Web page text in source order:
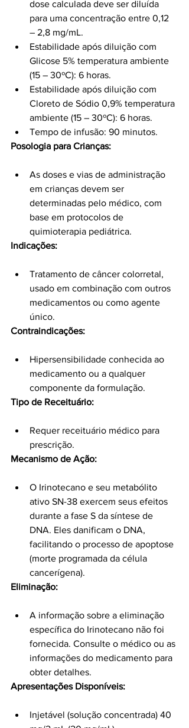
dose calculada deve ser diluída
para uma concentração entre 0,12
– 2,8 mg/mL.
Estabilidade após diluição com
Glicose 5% temperatura ambiente
(15 – 30ºC): 6 horas.
Estabilidade após diluição com
Cloreto de Sódio 0,9% temperatura
ambiente (15 – 30ºC): 6 horas.
Tempo de infusão: 90 minutos.
Posologia para Crianças:
As doses e vias de administração
em crianças devem ser
determinadas pelo médico, com
base em protocolos de
quimioterapia pediátrica.
Indicações:
Tratamento de câncer colorretal,
usado em combinação com outros
medicamentos ou como agente
único.
Contraindicações:
Hipersensibilidade conhecida ao
medicamento ou a qualquer
componente da formulação.
Tipo de Receituário:
Requer receituário médico para
prescrição.
Mecanismo de Ação:
O Irinotecano e seu metabólito
ativo SN-38 exercem seus efeitos
durante a fase S da síntese de
DNA. Eles danificam o DNA,
facilitando o processo de apoptose
(morte programada da célula
cancerígena).
Eliminação:
A informação sobre a eliminação
específica do Irinotecano não foi
fornecida. Consulte o médico ou as
informações do medicamento para
obter detalhes.
Apresentações Disponíveis:
Injetável (solução concentrada) 40